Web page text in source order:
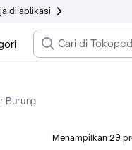
di aplikasi
Burung
Menampilkan 29